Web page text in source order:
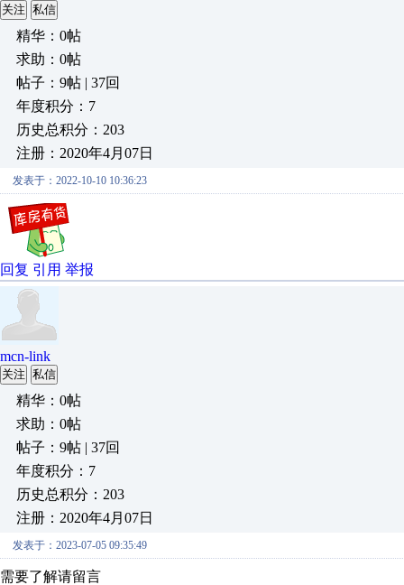
关注 私信
精华：0帖
求助：0帖
帖子：9帖 | 37回
年度积分：7
历史总积分：203
注册：2020年4月07日
发表于：2022-10-10 10:36:23
回复 引用 举报
mcn-link
关注 私信
精华：0帖
求助：0帖
帖子：9帖 | 37回
年度积分：7
历史总积分：203
注册：2020年4月07日
发表于：2023-07-05 09:35:49
需要了解请留言